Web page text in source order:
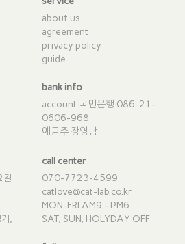
about us
agreement
privacy policy
guide
bank info
account 국민은행 086-21-
0606-968
예금주 장영남
길
,
call center
070-7723-4599
catlove@cat-lab.co.kr
MON-FRI AM9 - PM6
SAT, SUN, HOLYDAY OFF